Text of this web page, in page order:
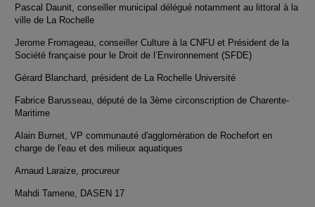
Pascal Daunit, conseiller municipal délégué notamment au littoral à la
ville de La Rochelle
Jerome Fromageau, conseiller Culture à la CNFU et Président de la
Société française pour le Droit de l’Environnement (SFDE)
Gérard Blanchard, président de La Rochelle Université
Fabrice Barusseau, député de la 3ème circonscription de Charente-
Maritime
Alain Burnet, VP communauté d'agglomération de Rochefort en
charge de l'eau et des milieux aquatiques
Arnaud Laraize, procureur
Mahdi Tamene, DASEN 17